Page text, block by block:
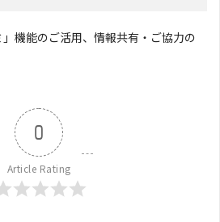
機能のご活用、情報共有・ご協力の
0
Article Rating